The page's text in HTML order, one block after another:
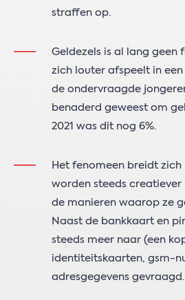
straffen op.
Geldezels is al lang geen
zich louter afspeelt in
de ondervraagde
benaderd geweest om
2021 was dit nog 6%.
Het fenomeen breidt
worden steeds creatiever
de manieren waarop ze
Naast de bankkaart en
steeds meer naar (een
identiteitskaarten, gsm-
adresgegevens gevraagd.